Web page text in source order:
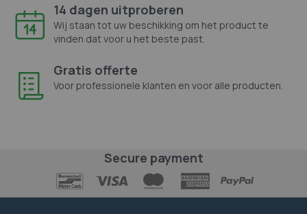
14 dagen uitproberen
Wij staan tot uw beschikking om het product te
vinden dat voor u het beste past.
Gratis offerte
Voor professionele klanten en voor alle producten.
Secure payment